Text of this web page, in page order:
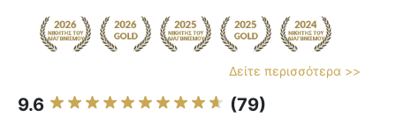
Δείτε περισσότερα >>
9.6 (79)